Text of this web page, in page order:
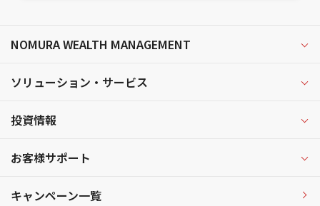
NOMURA WEALTH MANAGEMENT
ソリューション・サービス
投資情報
お客様サポート
キャンペーン一覧